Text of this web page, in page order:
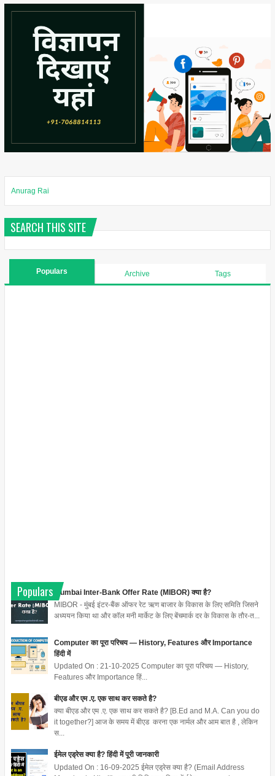
Anurag Rai
SEARCH THIS SITE
Populars Archive Tags
Populars
Mumbai Inter-Bank Offer Rate (MIBOR) क्या है?
MIBOR - मुंबई इंटर-बैंक ऑफर रेट ऋण बाजार के विकास के लिए समिति जिसने
अध्ययन किया था और कॉल मनी मार्केट के लिए बेंचमार्क दर के विकास के तौर-त...
Computer का पूरा परिचय — History, Features और Importance
हिंदी में
Updated On : 21-10-2025 Computer का पूरा परिचय — History,
Features और Importance हिं...
बीएड और एम .ए. एक साथ कर सकते है?
क्या बीएड और एम .ए. एक साथ कर सकते है? [B.Ed and M.A. Can you do
it together?] आज के समय में बीएड करना एक नार्मल और आम बात है , लेकिन
स...
ईमेल एड्रेस क्या है? हिंदी में पूरी जानकारी
Updated On : 16-09-2025 ईमेल एड्रेस क्या है? (Email Address